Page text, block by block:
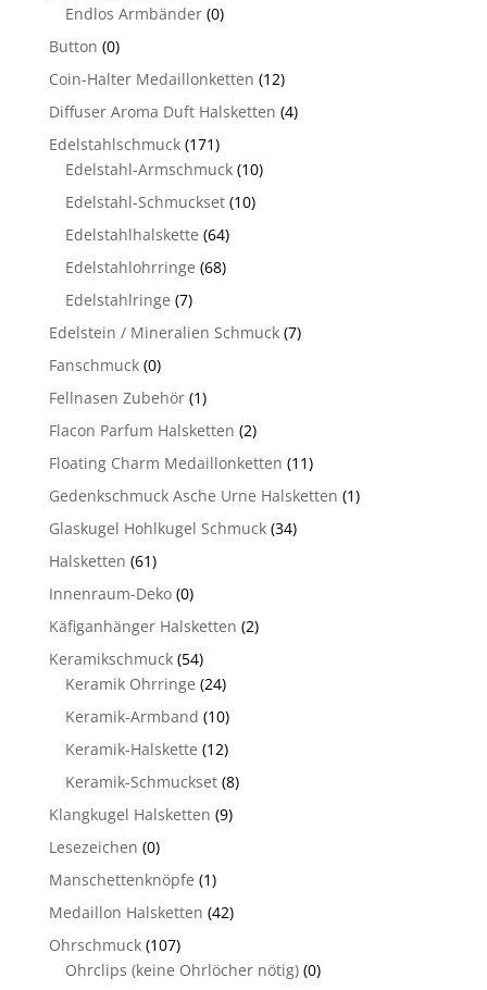
Endlos Armbänder (0)
Button (0)
Coin-Halter Medaillonketten (12)
Diffuser Aroma Duft Halsketten (4)
Edelstahlschmuck (171)
Edelstahl-Armschmuck (10)
Edelstahl-Schmuckset (10)
Edelstahlhalskette (64)
Edelstahlohrringe (68)
Edelstahlringe (7)
Edelstein / Mineralien Schmuck (7)
Fanschmuck (0)
Fellnasen Zubehör (1)
Flacon Parfum Halsketten (2)
Floating Charm Medaillonketten (11)
Gedenkschmuck Asche Urne Halsketten (1)
Glaskugel Hohlkugel Schmuck (34)
Halsketten (61)
Innenraum-Deko (0)
Käfiganhänger Halsketten (2)
Keramikschmuck (54)
Keramik Ohrringe (24)
Keramik-Armband (10)
Keramik-Halskette (12)
Keramik-Schmuckset (8)
Klangkugel Halsketten (9)
Lesezeichen (0)
Manschettenknöpfe (1)
Medaillon Halsketten (42)
Ohrschmuck (107)
Ohrclips (keine Ohrlöcher nötig) (0)